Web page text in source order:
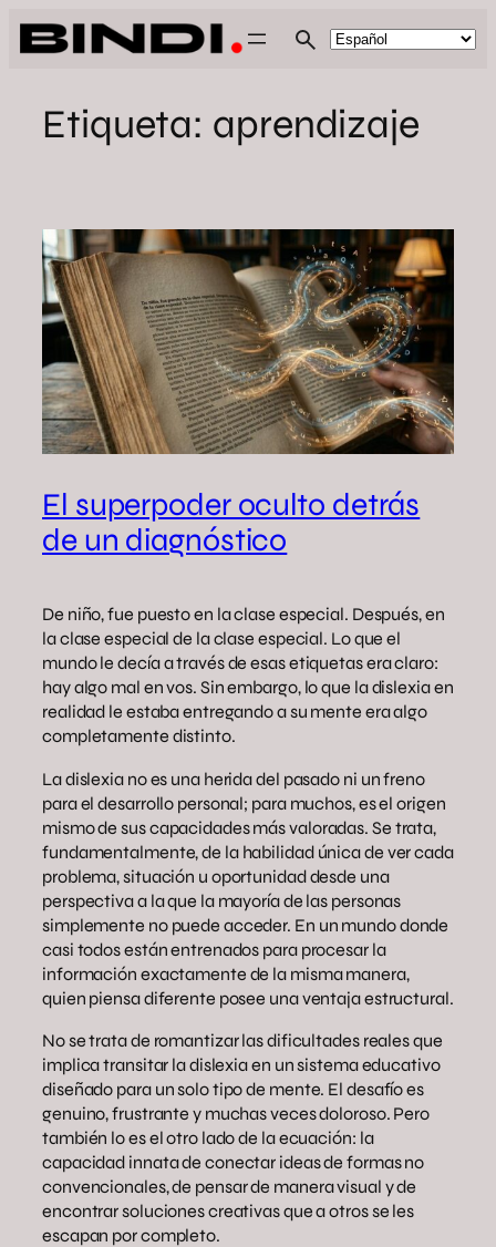
Saltar
al
Etiqueta: aprendizaje
El superpoder oculto detrás
de un diagnóstico
De niño, fue puesto en la clase especial. Después, en
la clase especial de la clase especial. Lo que el
mundo le decía a través de esas etiquetas era claro:
hay algo mal en vos. Sin embargo, lo que la dislexia en
realidad le estaba entregando a su mente era algo
completamente distinto.
La dislexia no es una herida del pasado ni un freno
para el desarrollo personal; para muchos, es el origen
mismo de sus capacidades más valoradas. Se trata,
fundamentalmente, de la habilidad única de ver cada
problema, situación u oportunidad desde una
perspectiva a la que la mayoría de las personas
simplemente no puede acceder. En un mundo donde
casi todos están entrenados para procesar la
información exactamente de la misma manera,
quien piensa diferente posee una ventaja estructural.
No se trata de romantizar las dificultades reales que
implica transitar la dislexia en un sistema educativo
diseñado para un solo tipo de mente. El desafío es
genuino, frustrante y muchas veces doloroso. Pero
también lo es el otro lado de la ecuación: la
capacidad innata de conectar ideas de formas no
convencionales, de pensar de manera visual y de
encontrar soluciones creativas que a otros se les
escapan por completo.